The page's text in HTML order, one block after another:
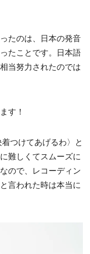
たのは、日本の発音
たことです。日本語
当努力されたのでは
す！
つけてあげるわ〉と
難しくてスムーズに
ので、レコーディン
言われた時は本当に